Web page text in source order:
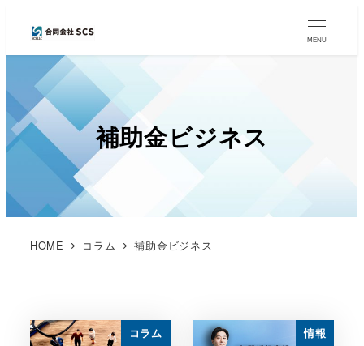
MENU
補助金ビジネス
HOME コラム 補助金ビジネス
コラム 情報